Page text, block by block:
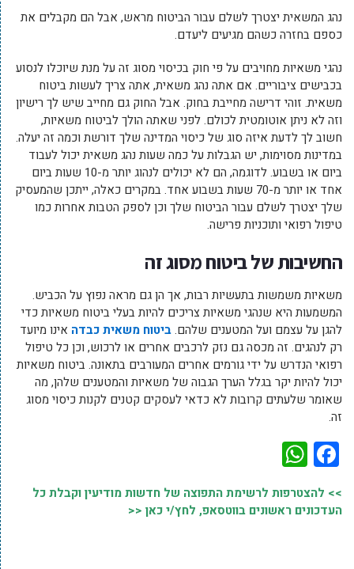
נהג המשאית יצטרך לשלם עבור הביטוח מראש, אבל הם מקבלים את
כספם בחזרה כשהם מגיעים ליעדם.
נהגי משאיות מחויבים על פי חוק בכיסוי מסוג זה על מנת שיוכלו לנסוע
בכבישים ציבוריים. אם אתה נהג משאית, אתה צריך לעשות ביטוח
משאית. זוהי דרישה מחייבת בחוק. אבל החוק גם מחייב שיש לך רישיון
וזה לא ניתן אוטומטית לכולם. לפני שאתה הולך לביטוח משאיות,
חשוב לך לדעת איזה סוג של כיסוי המדינה שלך דורשת וכמה זה יעלה.
במדינות מסוימות, יש הגבלות על כמה שעות נהג משאית יכול לעבוד
ביום או בשבוע. לדוגמה, הם לא יכולים לנהוג יותר מ-10 שעות ביום
אחד או יותר מ-70 שעות בשבוע אחד. במקרים כאלה, ייתכן שהמעסיק
שלך יצטרך לשלם עבור הביטוח שלך וכן לספק הטבות אחרות כמו
טיפול רפואי ותוכניות פרישה.
החשיבות של ביטוח מסוג זה
משאיות משמשות בתעשיות רבות, אך הן גם מראה נפוץ על הכביש.
המשמעות היא שנהגי משאיות צריכים להיות בעלי ביטוח משאיות כדי
להגן על עצמם ועל המטענים שלהם.ביטוח משאית כבדה אינו מיועד
רק לנהגים. זה מכסה גם נזק לרכבים אחרים או לרכוש, וכן כל טיפול
רפואי הנדרש על ידי גורמים אחרים המעורבים בתאונה. ביטוח משאיות
יכול להיות יקר בגלל הערך הגבוה של משאיות והמטענים שלהן, מה
שאומר שלעתים קרובות לא כדאי לעסקים קטנים לקנות כיסוי מסוג
זה.
Facebook
>> להצטרפות לרשימת התפוצה של חדשות מודיעין וקבלת כל
העדכונים ראשונים בווטסאפ, לחץ/י כאן <<